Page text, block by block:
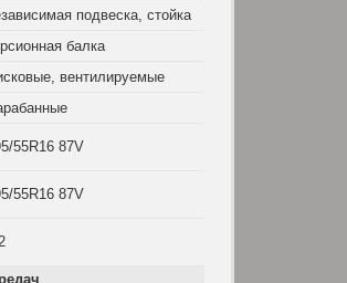
подвеска, стойка
балка
вентилируемые
55R16 87V
55R16 87V